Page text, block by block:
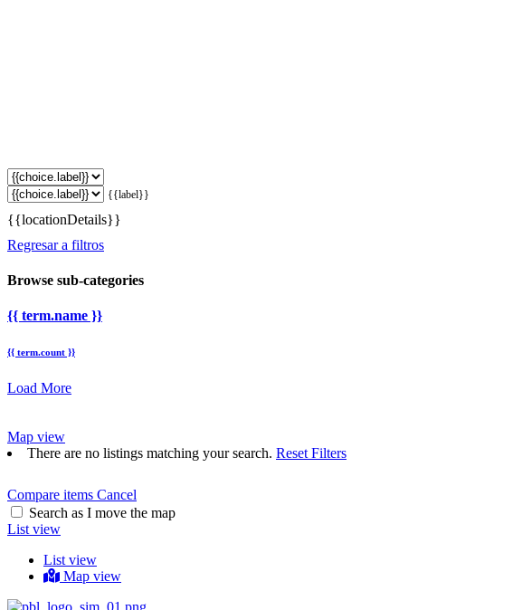
{{label}}
{{locationDetails}}
Regresar a filtros
Browse sub-categories
{{ term.name }}
{{ term.count }}
Load More
Map view
There are no listings matching your search. Reset Filters
Compare items Cancel
Search as I move the map
List view
List view
Map view